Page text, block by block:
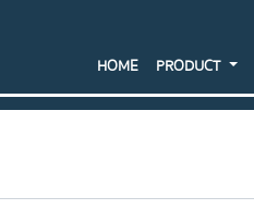
HOME PRODUCT